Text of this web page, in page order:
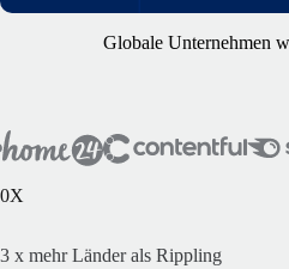
Globale Unternehmen
0X
3 x mehr Länder als Rippling